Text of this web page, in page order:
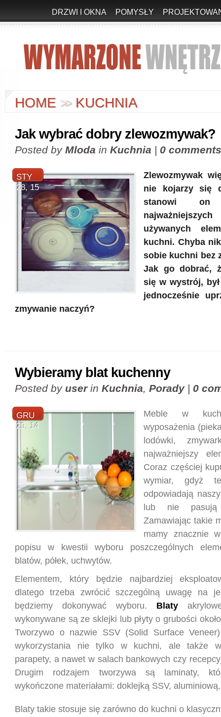
DRZWI I OKNA POMYSŁY
HOME >>KUCHNIA
Jak wybrać dobry zlewozmywak?
Posted by Mloda in Kuchnia | 0 comments
STY
28, 15
Zlewozmywak
nie kojarzy się
stanowi
używanych
kuchni. Chyba
sobie kuchni bez
Jak go dobrać,
się w wystrój,
jednocześnie
zmywanie naczyń?
Wybieramy blat kuchenny
Posted by userin Kuchnia, Porady| 0
GRU
29, 14
Meble w
wyposażenia
lodówki,
najważniejszy
Coraz częściej
wymiar, gdyż
odpowiadają
lub nie
Zamawiając takie
mamy znacznie
popisu w kwestii wyboru poszczególnych
blatów, półek, uchwytów.
Elementem, który będzie najbardziej
dlatego trzeba zwrócić szczególną uwagę na
będziemy dokonywać wyboru. Blaty
wykonywane są ze sklejki lub płyty o grubości
Tworzywo o nazwie SSV (Solid Surface
wykorzystania nie tylko w kuchni, ale także
parapety, a nawet w salach bankowych czy
Drugim rodzajem tworzywa są laminaty,
wykończone materiałami: doklejką SSV,
Blaty takie stosuje się zarówno do kuchni o